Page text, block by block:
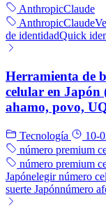
AnthropicClaude
AnthropicClaude
de identidadQuick
Herramienta de
celular en Japón
ahamo, povo,
Tecnología
10-
número premium
número premium
Japónelegir número
suerte Japónnúmero